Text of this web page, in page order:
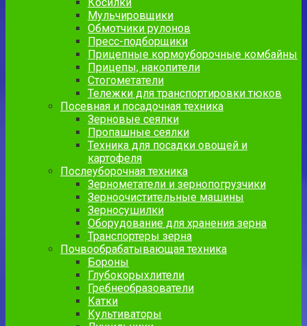
Мульчировщики
Обмотчики рулонов
Пресс-подборщики
Прицепные кормоуборочные комбайны
Прицепы, накопители
Стогометатели
Тележки для транспортировки тюков
Посевная и посадочная техника
Зерновые сеялки
Пропашные сеялки
Техника для посадки овощей и
картофеля
Послеуборочная техника
Зернометатели и зернопогрузчики
Зерноочистительные машины
Зерносушилки
Оборудование для хранения зерна
Транспортеры зерна
Почвообрабатывающая техника
Бороны
Глубокорыхлители
Гребнеобразователи
Катки
Культиваторы